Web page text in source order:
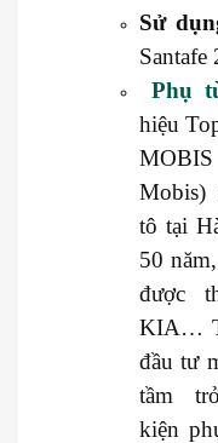
Sử
Santafe
Phụ
hiệu
tô tại
50
được
KIA…
đầu tư
tầm
kiện